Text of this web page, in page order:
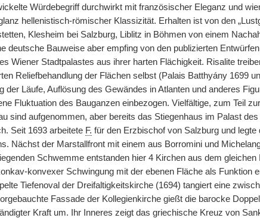
Würdebegriff durchwirkt mit französischer Eleganz und
hellenistisch-römischer Klassizität. Erhalten ist von den
Klesheim bei Salzburg, Liblitz in Böhmen von einem
deutsche Bauweise aber empfing von den publizierten
Wiener Stadtpalastes aus ihrer harten Flächigkeit. Risalite
Reliefbehandlung der Flächen selbst (Palais Batthyány 1699
der Läufe, Auflösung des Gewändes in Atlanten und anderes
Fluktuation des Bauganzen einbezogen. Vielfältige, zum Teil
sind aufgenommen, aber bereits das Stiegenhaus im Palast
Seit 1693 arbeitete F. für den Erzbischof von Salzburg und legte
Nächst der Marstallfront mit einem aus Borromini und
Schwemme entstanden hier 4 Kirchen aus dem gleichen
konvexer Schwingung mit der ebenen Fläche als Funktion
Tiefenoval der Dreifaltigkeitskirche (1694) tangiert eine
Fassade der Kollegienkirche gießt die barocke
Kraft um. Ihr Inneres zeigt das griechische Kreuz von